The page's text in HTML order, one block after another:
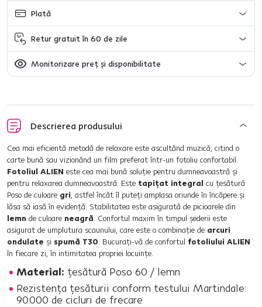
Plată
Retur gratuit în 60 de zile
Monitorizare preț și disponibilitate
Descrierea produsului
Cea mai eficientă metodă de relaxare este ascultând muzică, citind o
carte bună sau vizionând un film preferat într-un fotoliu confortabil.
Fotoliul ALIEN este cea mai bună soluţie pentru dumneavoastră şi
pentru relaxarea dumneavoastră. Este tapiţat integral cu ţesătură
Poso de culoare gri, astfel încât îl puteţi amplasa oriunde în încăpere şi
lăsa să iasă în evidenţă. Stabilitatea este asigurată de picioarele din
lemn de culoare neagră. Confortul maxim în timpul şederii este
asigurat de umplutura scaunului, care este o combinaţie de arcuri
ondulate şi spumă T30. Bucuraţi-vă de confortul fotoliului ALIEN
în fiecare zi, în intimitatea propriei locuinţe.
Material: ţesătură Poso 60 / lemn
Rezistenţa ţesăturii conform testului Martindale:
90.000 de cicluri de frecare